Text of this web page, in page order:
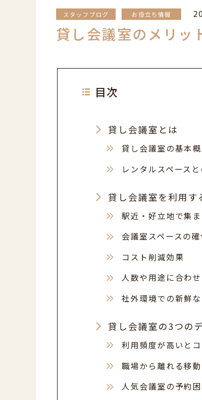
スタッフブログ お役立ち情報
貸し会議室のメリッ
目次
貸し会議室とは
貸し会議室の基本
レンタルスペース
貸し会議室を利用す
駅近・好立地で集
会議室スペースの
コスト削減効果
人数や用途に合わ
社外環境での新鮮
貸し会議室の3つの
利用頻度が高いと
職場から離れる移
人気会議室の予約